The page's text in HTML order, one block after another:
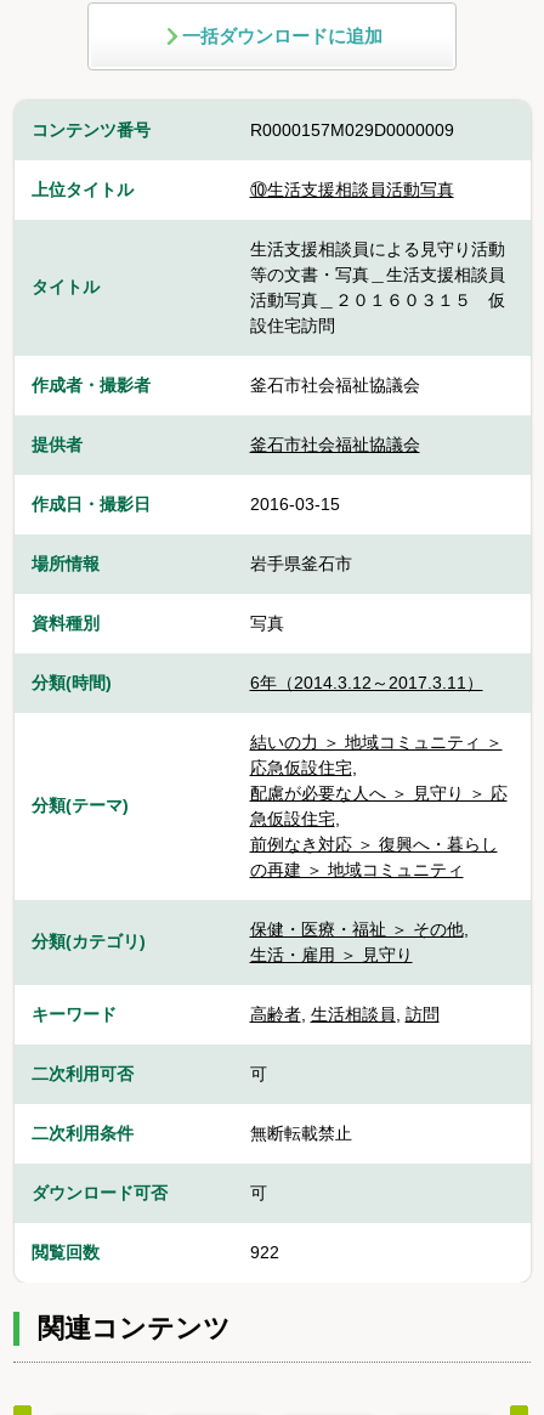
一括ダウンロードに追加
コンテンツ番号 R0000157M029D0000009
上位タイトル ⑩生活支援相談員活動写真
タイトル
生活支援相談員による見守り活動
等の文書・写真＿生活支援相談員
活動写真＿２０１６０３１５ 仮
設住宅訪問
作成者・撮影者 釜石市社会福祉協議会
提供者 釜石市社会福祉協議会
作成日・撮影日 2016-03-15
場所情報 岩手県釜石市
資料種別 写真
分類(時間) 6年（2014.3.12～2017.3.11）
分類(テーマ)
結いの力 ＞ 地域コミュニティ ＞
応急仮設住宅,
配慮が必要な人へ ＞ 見守り ＞ 応
急仮設住宅,
前例なき対応 ＞ 復興へ・暮らし
の再建 ＞ 地域コミュニティ
分類(カテゴリ)
保健・医療・福祉 ＞ その他,
生活・雇用 ＞ 見守り
キーワード 高齢者, 生活相談員, 訪問
二次利用可否 可
二次利用条件 無断転載禁止
ダウンロード可否 可
閲覧回数 922
関連コンテンツ